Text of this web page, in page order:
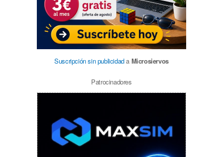
Suscripción sin publicidada Microsiervos
Patrocinadores